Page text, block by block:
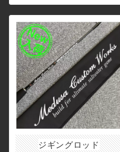
ジギングロッド